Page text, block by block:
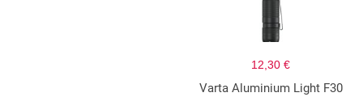
12,30 €
Varta Aluminium Light F30